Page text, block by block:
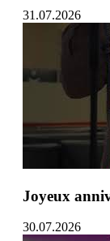
31.07.2026
Joyeux
30.07.2026